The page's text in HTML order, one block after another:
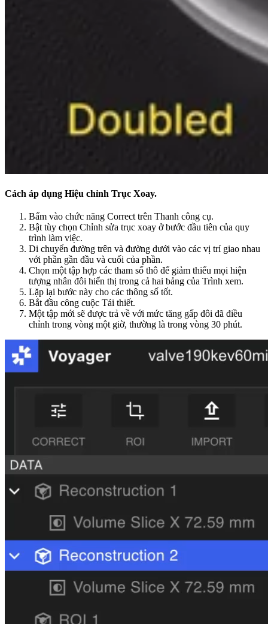
Cách áp dụng Hiệu chỉnh Trục Xoay.
Bấm vào chức năng Correct trên Thanh công cụ.
Bật tùy chọn Chỉnh sửa trục xoay ở bước đầu tiên của quy
trình làm việc.
Di chuyển đường trên và đường dưới vào các vị trí giao nhau
với phần gần đầu và cuối của phần.
Chọn một tập hợp các tham số thô để giảm thiểu mọi hiện
tượng nhân đôi hiển thị trong cả hai bảng của Trình xem.
Lặp lại bước này cho các thông số tốt.
Bắt đầu công cuộc Tái thiết.
Một tập mới sẽ được trả về với mức tăng gấp đôi đã điều
chỉnh trong vòng một giờ, thường là trong vòng 30 phút.